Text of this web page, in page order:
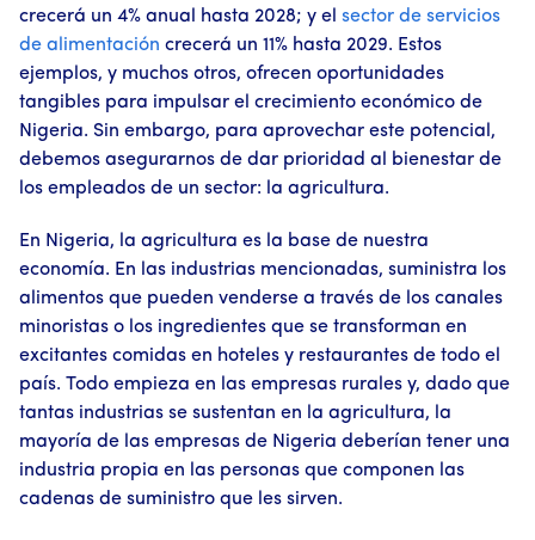
crecerá un 4% anual hasta 2028; y el sector de servicios
de alimentación crecerá un 11% hasta 2029. Estos
ejemplos, y muchos otros, ofrecen oportunidades
tangibles para impulsar el crecimiento económico de
Nigeria. Sin embargo, para aprovechar este potencial,
debemos asegurarnos de dar prioridad al bienestar de
los empleados de un sector: la agricultura.
En Nigeria, la agricultura es la base de nuestra
economía. En las industrias mencionadas, suministra los
alimentos que pueden venderse a través de los canales
minoristas o los ingredientes que se transforman en
excitantes comidas en hoteles y restaurantes de todo el
país. Todo empieza en las empresas rurales y, dado que
tantas industrias se sustentan en la agricultura, la
mayoría de las empresas de Nigeria deberían tener una
industria propia en las personas que componen las
cadenas de suministro que les sirven.